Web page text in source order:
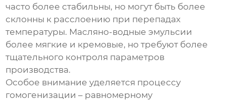
часто более стабильны, но могут быть более
склонны к расслоению при перепадах
температуры. Масляно-водные эмульсии
более мягкие и кремовые, но требуют более
тщательного контроля параметров
производства.
Особое внимание уделяется процессу
гомогенизации – равномерному